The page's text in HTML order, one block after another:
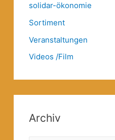
solidar-ökonomie
Sortiment
Veranstaltungen
Videos /Film
Archiv